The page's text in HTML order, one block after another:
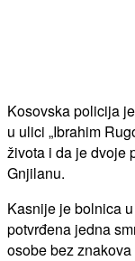
Kosovska policija
u ulici „Ibrahim
života i da je dvoje
Gnjilanu.
Kasnije je bolnica
potvrđena jedna
osobe bez znakova